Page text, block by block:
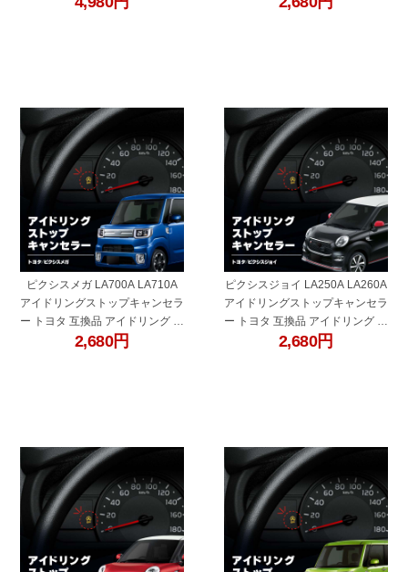
ピクシスメガ LA700A LA710A
アイドリングストップキャンセラ
ー トヨタ 互換品 アイドリング ス
トップ解除 自動解除 バッテリー
2,680円
ピクシスジョイ LA250A LA260A
アイドリングストップキャンセラ
ー トヨタ 互換品 アイドリング ス
トップ解除 自動解除 バッテリー
2,680円